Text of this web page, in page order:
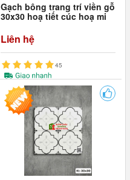
Gạch bông trang trí viền gỗ
30x30 hoạ tiết cúc hoạ mi
Liên hệ
45